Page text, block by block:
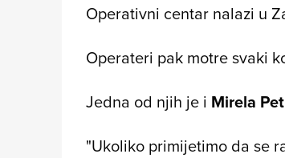
Operativni centar nalazi u
Operateri pak motre svaki
Jedna od njih je i Mirela
"Ukoliko primijetimo da se